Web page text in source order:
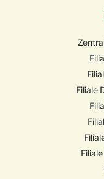
Filiale